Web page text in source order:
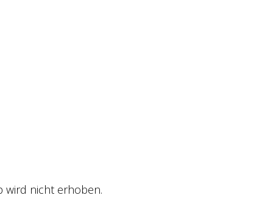
wird nicht erhoben.